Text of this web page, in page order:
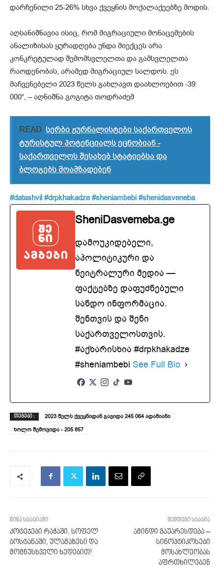
დარჩენილი 25-26% სხვა ქვეყნის მოქალაქეებზე მოდის.
აღსანიშნავია ისიც, რომ მიგრაციული მონაცემების
ანალიზისას ყურადღება უნდა მიექცეს არა
კონკრეტულად შემომსვლელთა და გამსვლელთა
რაოდენობას, არამედ მიგრაციულ სალდოს. ეს
მაჩვენებელი 2023 წელს გახლავთ დაახლოებით -39
000“, – აღნიშნა გოგიტა თოდრაძემ
READ სერბი ჟურნალისტები საქართველოს
ტურისტულ პოტენციალს ეცნობიან -
საქართველოს შესახებ სტატიებსა და
ბლოგებს მოამზადებენ
#datashvil #drpkhakadze #sheniambebi #shenidasveneba
SheniDasvemeba.ge
დამოუკიდებელი,
აპოლიტიკური და
ნეიტრალური მედია —
ფაქტებზე დაფუძნებული
სანდო ინფორმაცია.
შენთვის და შენი
საქართველოსთვის.
#აქხარისხია #drpkhakadze
#sheniambebi See Full Bio
ᲗᲔᲒᲔᲑᲘ :
2023 წელს ქვეყნიდან გავიდა 245 064 ადამიანი
ხოლო შემოვიდა - 205 857
წინა სტატიაში
კოტეჯები რაჭაში, სოფელ
ბოსტანაში, ულამაზესი და
მომნუსხველი ხედებით!
შემდეგი სტატია
ამინდი გაუარესდება –
სინოპტიკოსები
მოსახლეობას
აფრთხილებენ